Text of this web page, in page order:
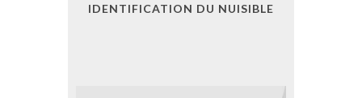
IDENTIFICATION DU NUISIBLE